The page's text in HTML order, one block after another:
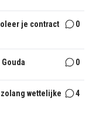
je contract
0
0
wettelijke
4